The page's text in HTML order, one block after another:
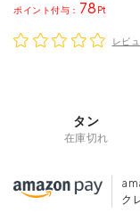
78
ポイント
レビ
タン
在庫切れ
ク